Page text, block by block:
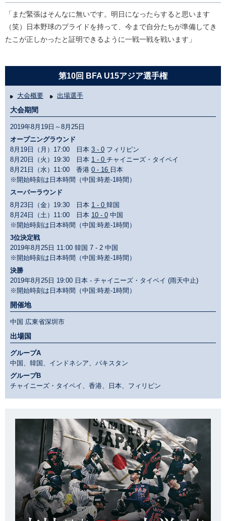
「まだ緊張はそんなに無いです。明日になったらすると思います
（笑）日本野球のプライドを持って、今まで自分たちが準備してき
たこが正しかったと証明できるように一戦一戦を戦います」
第10回 BFA U15アジア選手権
大会概要 出場選手
大会期間
2019年8月19日～8月25日
オープニングラウンド
8月19日（月）17:00 日本 3 - 0 フィリピン
8月20日（火）19:30 日本 1 - 0 チャイニーズ・タイペイ
8月21日（水）11:00 香港 0 - 16 日本
※開始時刻は日本時間（中国:時差-1時間）
スーパーラウンド
8月23日（金）19:30 日本 1 - 0 韓国
8月24日（土）11:00 日本 10 - 0 中国
※開始時刻は日本時間（中国:時差-1時間）
3位決定戦
2019年8月25日 11:00 韓国 7 - 2 中国
※開始時刻は日本時間（中国:時差-1時間）
決勝
2019年8月25日 19:00 日本 - チャイニーズ・タイペイ (雨天中止)
※開始時刻は日本時間（中国:時差-1時間）
開催地
中国 広東省深圳市
出場国
グループA
中国、韓国、インドネシア、パキスタン
グループB
チャイニーズ・タイペイ、香港、日本、フィリピン